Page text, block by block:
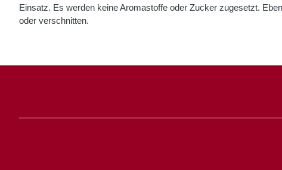
Einsatz. Es werden keine Aromastoffe oder Zucker zugesetzt.
oder verschnitten.